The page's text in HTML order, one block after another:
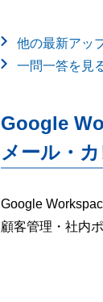
他の最新アッ
一問一答を見
Google
メール・
Google
顧客管理・社内